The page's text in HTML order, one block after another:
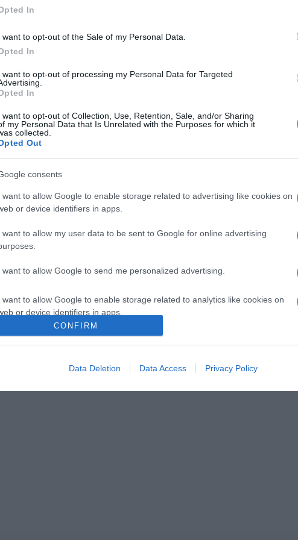
In
want to opt-out of the Sale of my Personal Data.
In
want to opt-out of processing my Personal Data for Targeted
In
want to opt-out of Collection, Use, Retention, Sale, and/or Sharing
my Personal Data that Is Unrelated with the Purposes for which it
collected.
Out
consents
want to allow Google to enable storage related to advertising like cookies on
or device identifiers in apps.
want to allow my user data to be sent to Google for online advertising
want to allow Google to send me personalized advertising.
want to allow Google to enable storage related to analytics like cookies on
or device identifiers in apps.
want to allow Google to enable storage related to functionality of the website
I want to allow Google to enable storage related to personalization.
CONFIRM
Data Deletion Data Access Privacy Policy